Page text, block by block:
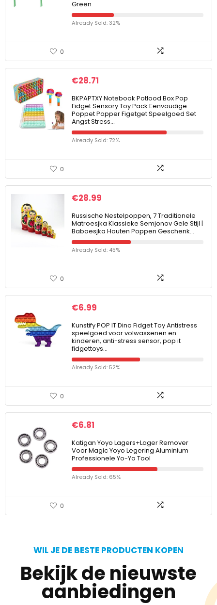
Green
Already Sold: 32%
0
€28.71
BKPAPTXY Notebook Potlood Box Pop
Fidget Sensory Toy Pack Eenvoudige
Poppet Popper Figetget Speelgoed Set
Angst Stress…
Already Sold: 72%
0
€28.99
Russische Nestelpoppen, 7 Traditionele
Matroesjka Klassieke Semjonov Gele Stijl |
Baboesjka Houten Poppen Geschenk…
Already Sold: 45%
0
€6.99
Kunstify POP IT Dino Fidget Toy Antistress
speelgoed voor volwassenen en
kinderen, anti-stress sensor, pop it
fidgettoys…
Already Sold: 52%
0
€6.81
Katigan Yoyo Lagers+Lager Remover
Voor Magic Yoyo Legering Aluminium
Professionele Yo-Yo Tool
Already Sold: 65%
0
WIL JE DE BESTE PRODUCTEN KOPEN
Bekijk de nieuwste
aanbiedingen